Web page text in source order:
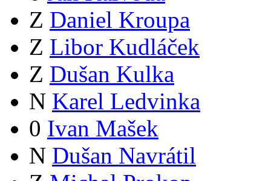
Z Daniel Kroupa
Z Libor Kudláček
Z Dušan Kulka
N Karel Ledvinka
0 Ivan Mašek
N Dušan Navrátil